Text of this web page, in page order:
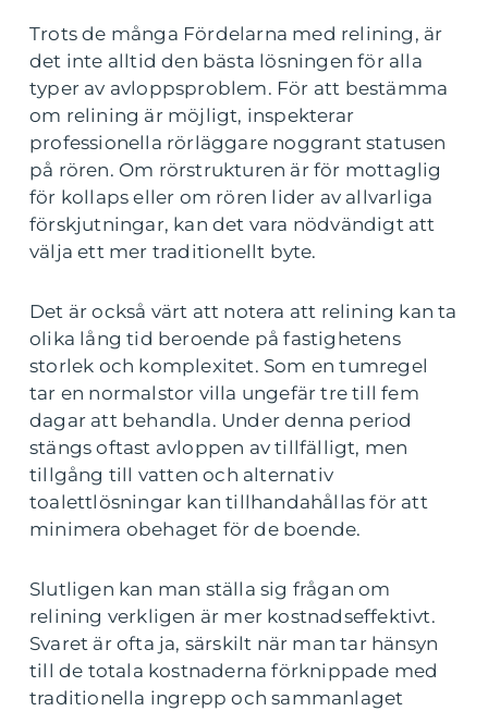
Trots de många Fördelarna med relining, är
det inte alltid den bästa lösningen för alla
typer av avloppsproblem. För att bestämma
om relining är möjligt, inspekterar
professionella rörläggare noggrant statusen
på rören. Om rörstrukturen är för mottaglig
för kollaps eller om rören lider av allvarliga
förskjutningar, kan det vara nödvändigt att
välja ett mer traditionellt byte.
Det är också värt att notera att relining kan ta
olika lång tid beroende på fastighetens
storlek och komplexitet. Som en tumregel
tar en normalstor villa ungefär tre till fem
dagar att behandla. Under denna period
stängs oftast avloppen av tillfälligt, men
tillgång till vatten och alternativ
toalettlösningar kan tillhandahållas för att
minimera obehaget för de boende.
Slutligen kan man ställa sig frågan om
relining verkligen är mer kostnadseffektivt.
Svaret är ofta ja, särskilt när man tar hänsyn
till de totala kostnaderna förknippade med
traditionella ingrepp och sammanlaget